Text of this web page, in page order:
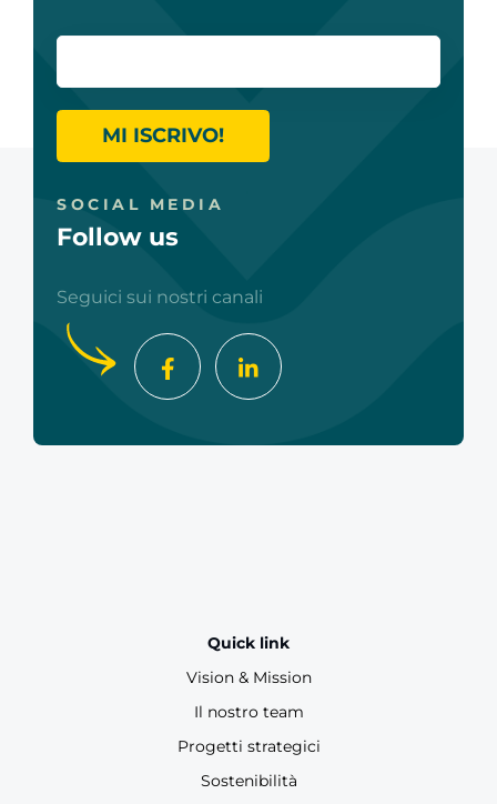
MI ISCRIVO!
SOCIAL MEDIA
Follow us
Seguici sui nostri canali
Quick link
Vision & Mission
Il nostro team
Progetti strategici
Sostenibilità